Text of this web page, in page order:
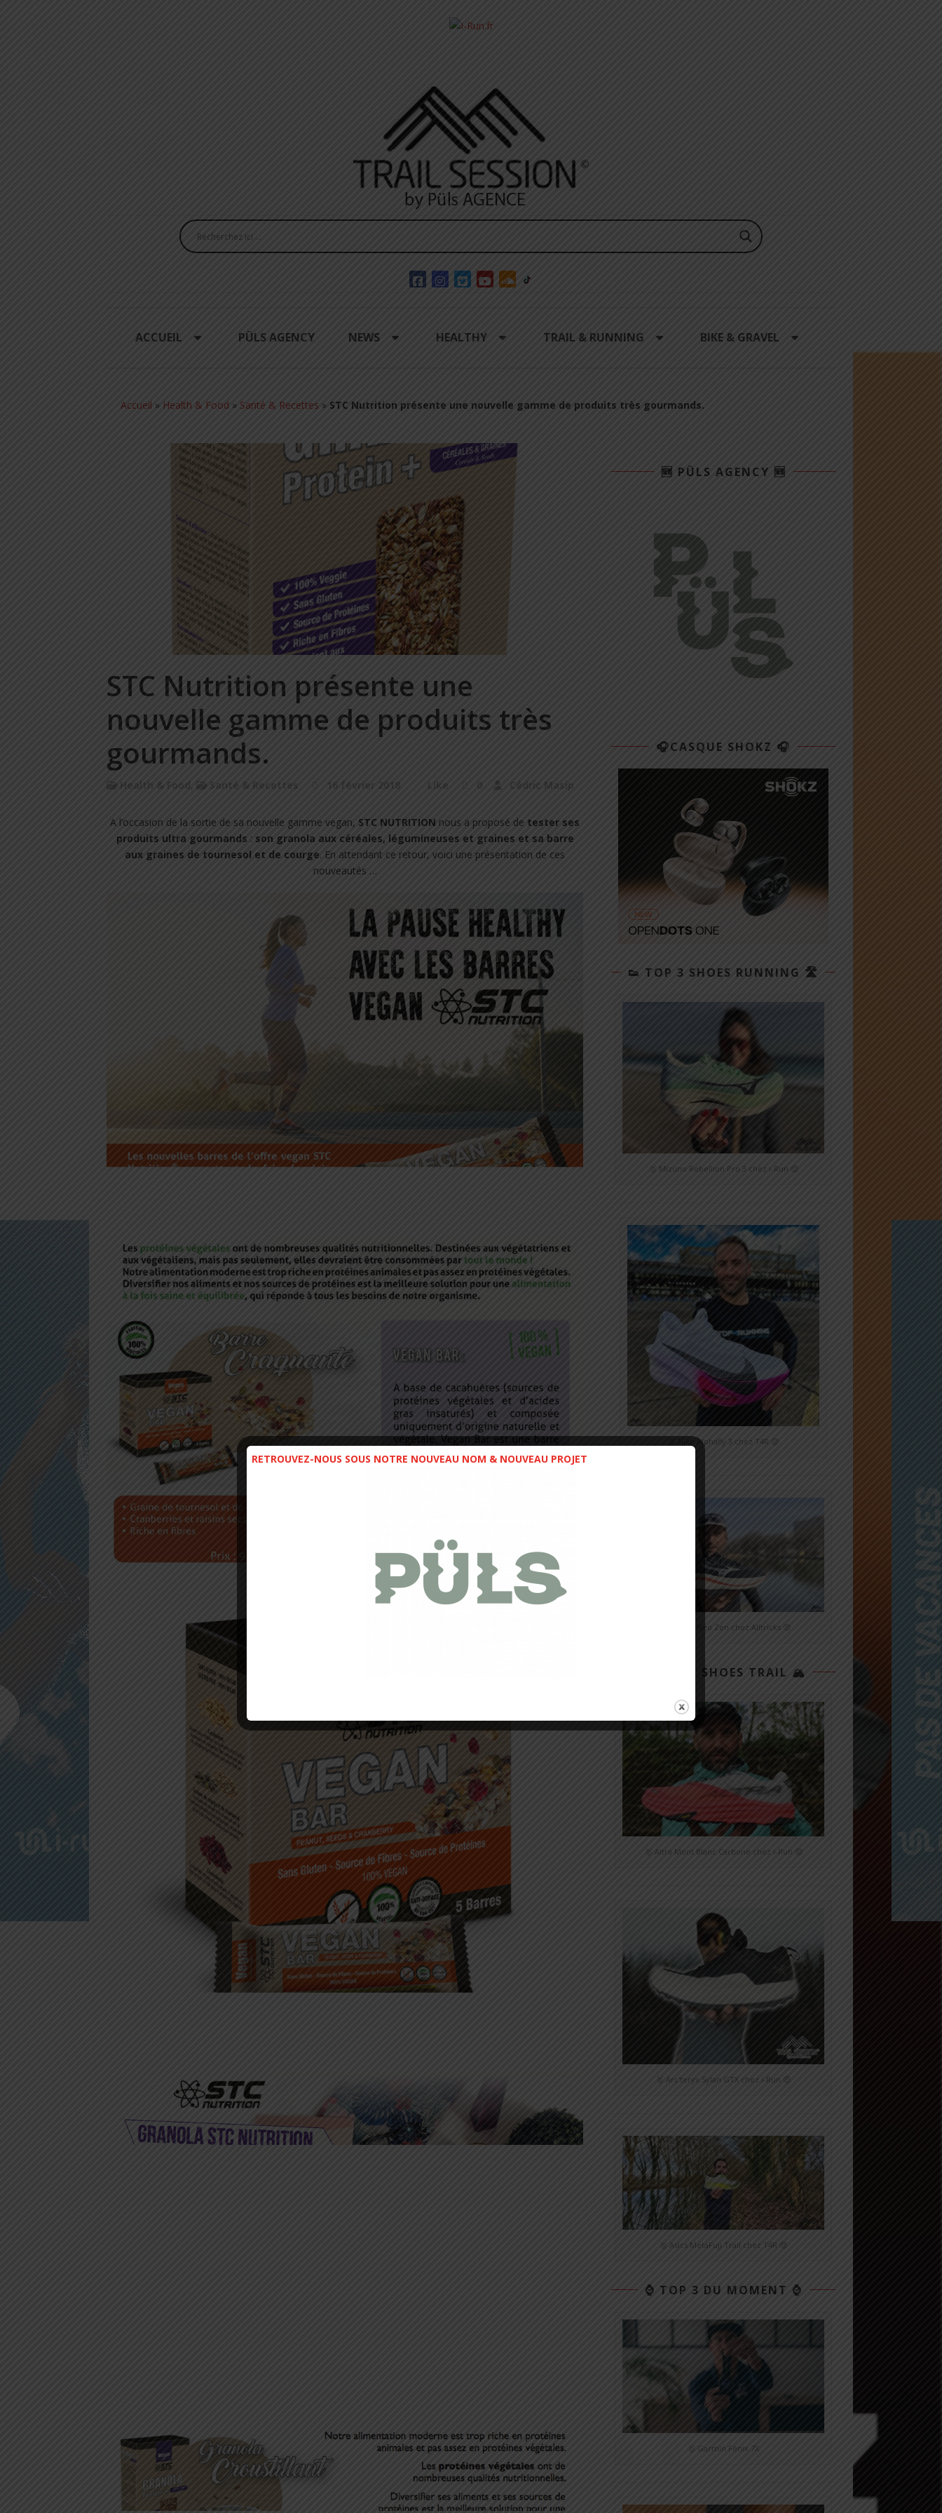
ACCUEIL PÜLS AGENCY NEWS HEALTHY TRAIL & RUNNING BIKE & GRAVEL
Accueil » Health & Food » Santé & Recettes » STC Nutrition présente une nouvelle gamme de produits très gourmands.
STC Nutrition présente une
nouvelle gamme de produits très
gourmands.
Health & Food , Santé & Recettes 16 février 2018 Like 0 Cédric Masip
A l’occasion de la sortie de sa nouvelle gamme vegan, STC NUTRITION nous a proposé de tester ses
produits ultra gourmands : son granola aux céréales, légumineuses et graines et sa barre
aux graines de tournesol et de courge. En attendant ce retour, voici une présentation de ces
nouveautés …
🆕 PÜLS AGENCY 🆕
🎧CASQUE SHOKZ 🎧
👟 TOP 3 SHOES RUNNING 🛣
🥇 Mizuno Rebellion Pro 3 chez i-Run 🤑
🥈 Nike Alphafly 3 chez T4R 🤑
🥉 Mizuno Neo Zen chez Alltricks 🤑
👟 TOP 3 SHOES TRAIL 🏔
🥇 Altra Mont Blanc Carbone chez i-Run 🤑
🥈 Arc'teryx Sylan GTX chez i-Run 🤑
🥉 Asics MetaFuji Trail chez T4R 🤑
⌚️ TOP 3 DU MOMENT ⌚️
🥇 Garmin Fénix 7X
RETROUVEZ-NOUS SOUS NOTRE NOUVEAU NOM & NOUVEAU PROJET